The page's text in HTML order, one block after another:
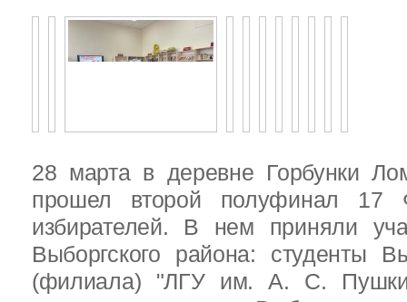
28 марта в деревне Горбунки
прошел второй полуфинал 17
избирателей. В нем приняли
Выборгского района: студенты
(филиала) "ЛГУ им. А. С.